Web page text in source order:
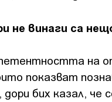
не винаги са
на
показват
бих казал, че